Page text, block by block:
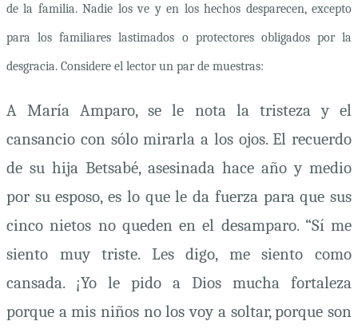
de la familia. Nadie los ve y en los hechos desparecen, excepto
para los familiares lastimados o protectores obligados por la
desgracia. Considere el lector un par de muestras:
A María Amparo, se le nota la tristeza y el
cansancio con sólo mirarla a los ojos. El recuerdo
de su hija Betsabé, asesinada hace año y medio
por su esposo, es lo que le da fuerza para que sus
cinco nietos no queden en el desamparo. “Sí me
siento muy triste. Les digo, me siento como
cansada. ¡Yo le pido a Dios mucha fortaleza
porque a mis niños no los voy a soltar, porque son